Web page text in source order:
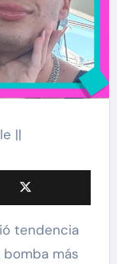
||
tendencia
más